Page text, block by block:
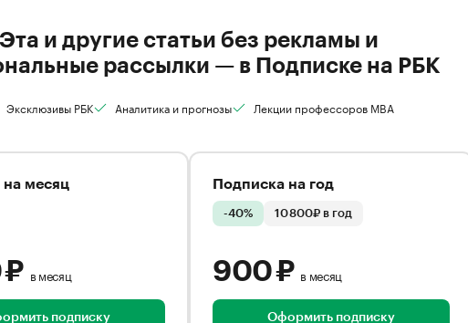
Эта и другие статьи без рекламы и
рассылки — в Подписке на РБК
Эксклюзивы РБК Аналитика и прогнозы Лекции профессоров MBA
на месяц
₽ в месяц
подписку
Подписка на год
-40% 10 800₽ в год
900 ₽ в месяц
Оформить подписку